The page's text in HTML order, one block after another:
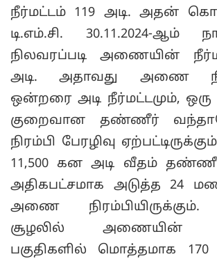
நீர்மட்டம் 119 அடி. அதன்
டி.எம்.சி. 30.11.2024-
நிலவரப்படி அணையின்
அடி. அதாவது அணை
ஒன்றரை அடி நீர்மட்டமும், ஒரு
குறைவான தண்ணீர்
நிரம்பி பேரழிவு
11,500 கன அடி வீதம்
அதிகபட்சமாக அடுத்த 24
அணை
சூழலில் அணையின்
பகுதிகளில் மொத்தமாக